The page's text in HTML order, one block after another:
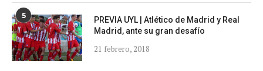
5
PREVIA UYL | Atlético de Madrid y Real
Madrid, ante su gran desafío
21 febrero, 2018